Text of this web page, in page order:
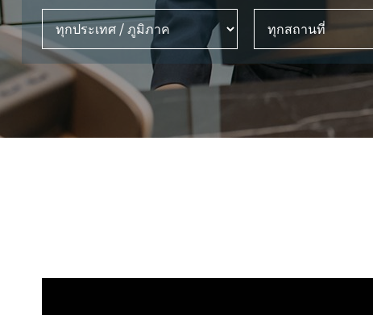
ระเทศ / ภูมิภาค ทุกสถานที่